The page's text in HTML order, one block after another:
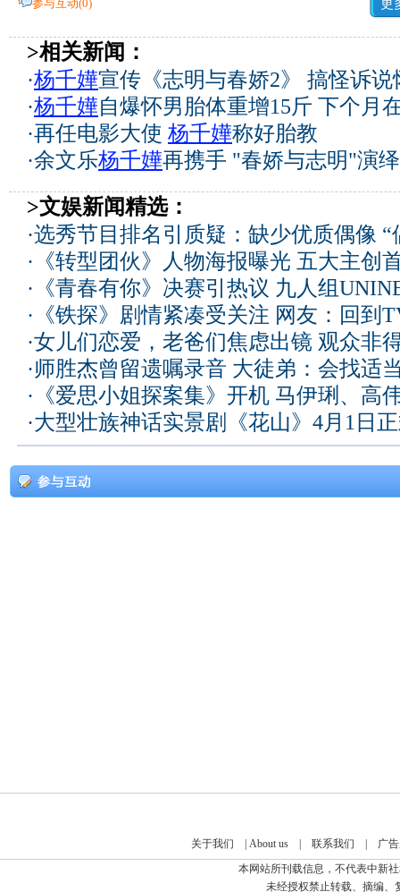
参与互动(0) 更
>相关新闻：
·杨千嬅宣传《志明与春娇2》 搞怪诉说
·杨千嬅自爆怀男胎体重增15斤 下个月
·再任电影大使 杨千嬅称好胎教
·余文乐杨千嬅再携手 "春娇与志明"演
>文娱新闻精选：
·选秀节目排名引质疑：缺少优质偶像 “
· 《转型团伙》人物海报曝光 五大主创
· 《青春有你》决赛引热议 九人组
· 《铁探》剧情紧凑受关注 网友：回到
·女儿们恋爱，老爸们焦虑出镜 观众非
·师胜杰曾留遗嘱录音 大徒弟：会找适
· 《爱思小姐探案集》开机 马伊琍、高
·大型壮族神话实景剧《花山》4月1日
关于我们 About us| 联系我们
广
本网站所刊载信息，不代表中新
未经授权禁止转载、摘编、